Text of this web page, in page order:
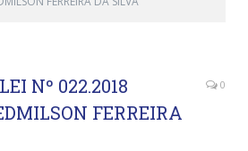
Nº 022.2018
FERREIRA
0